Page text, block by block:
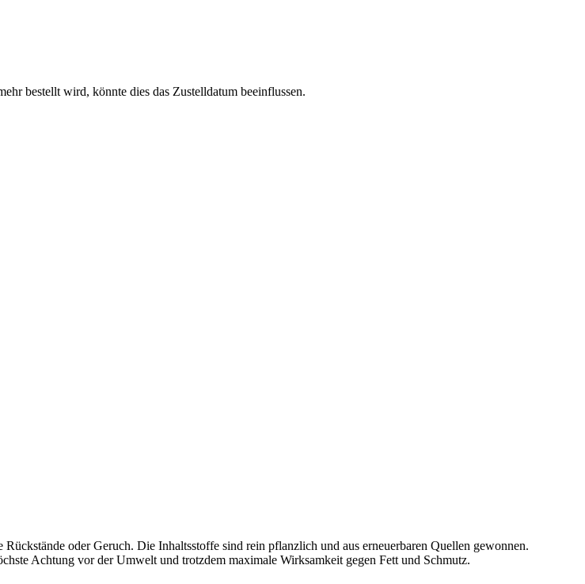
bestellt wird, könnte dies das Zustelldatum beeinflussen.
oder Geruch. Die Inhaltsstoffe sind rein pflanzlich und aus erneuerbaren Quellen gewonnen.
Achtung vor der Umwelt und trotzdem maximale Wirksamkeit gegen Fett und Schmutz.